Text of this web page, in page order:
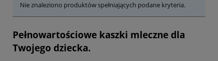
Nie znaleziono produktów spełniających podane kryteria.
Pełnowartościowe kaszki mleczne dla
Twojego dziecka.